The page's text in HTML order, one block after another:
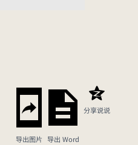
导出图片 导出 Word
分享说说